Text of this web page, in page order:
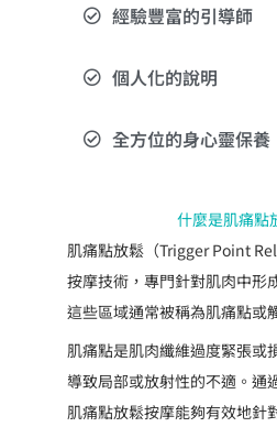
到
府
調
服
務
數
經驗豐富的引導師
個人化的說明
全方位的身心靈保養
什麼是肌痛點
肌痛點放鬆（Trigger Point
按摩技術，專門針對肌肉中形
這些區域通常被稱為肌痛點或
肌痛點是肌肉纖維過度緊張或
導致局部或放射性的不適。通
肌痛點放鬆按摩能夠有效地針